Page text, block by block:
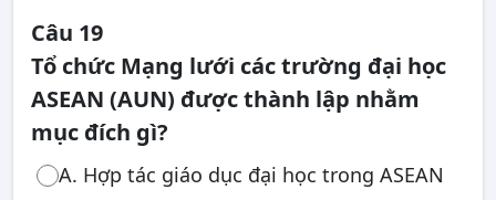
Câu 19
Tổ chức Mạng lưới các trường đại học
ASEAN (AUN) được thành lập nhằm
mục đích gì?
A. Hợp tác giáo dục đại học trong ASEAN